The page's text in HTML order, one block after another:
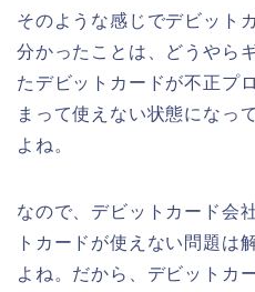
そのような感じでデビット
分かったことは、どうやら
たデビットカードが不正プ
まって使えない状態になっ
よね。
なので、デビットカード会
トカードが使えない問題は
よね。だから、デビットカ